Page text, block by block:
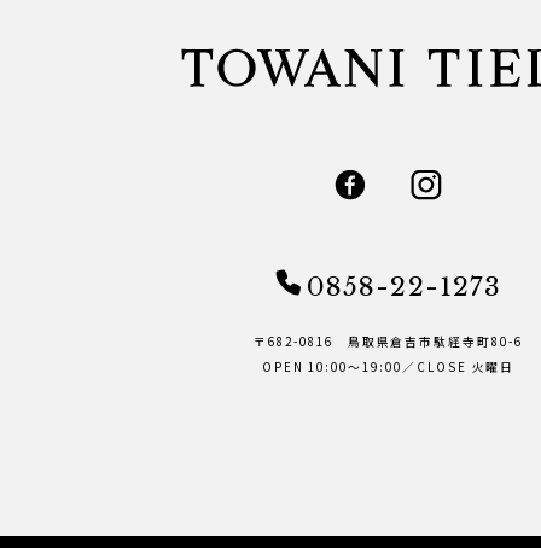
0858-22-1273
〒682-0816 鳥取県倉吉市駄経寺町80-6
OPEN 10:00～19:00／CLOSE 火曜日